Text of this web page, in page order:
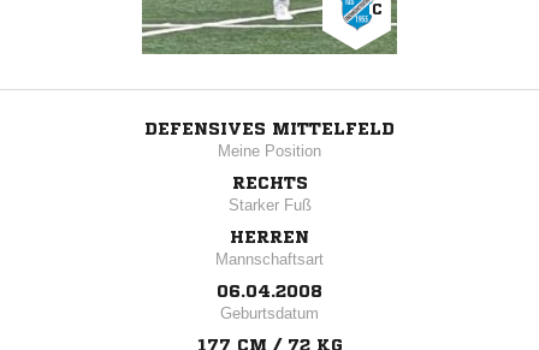
C
DEFENSIVES MITTELFELD
Meine Position
RECHTS
Starker Fuß
HERREN
Mannschaftsart
06.04.2008
Geburtsdatum
177 CM / 72 KG